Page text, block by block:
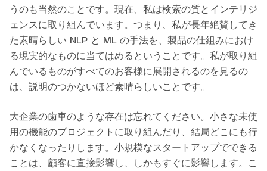
うのも当然のことです。現在、私は検索の質とインテリジ
ェンスに取り組んでいます。つまり、私が長年絶賛してき
た素晴らしい NLP と ML の手法を、製品の仕組みにおけ
る現実的なものに当てはめるということです。私が取り組
んでいるものがすべてのお客様に展開されるのを見るの
は、説明のつかないほど素晴らしいことです。
大企業の歯車のような存在は忘れてください。小さな未使
用の機能のプロジェクトに取り組んだり、結局どこにも行
かなくなったりします。小規模なスタートアップでできる
ことは、顧客に直接影響し、しかもすぐに影響します。こ